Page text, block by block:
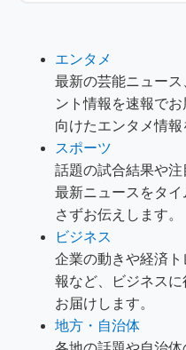
エンタメ
最新の芸能ニュー
ント情報を速報で
向けたエンタメ情報
スポーツ
話題の試合結果や
最新ニュースをタ
さずお伝えします。
ビジネス
企業の動きや経済
報など、ビジネス
お届けします。
地方・自治体